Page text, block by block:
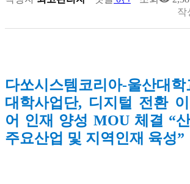
작
다쏘시스템코리아-울산대
대학사업단, 디지털 전환 이
어 인재 양성 MOU 체결 “
주요산업 및 지역인재 육성”